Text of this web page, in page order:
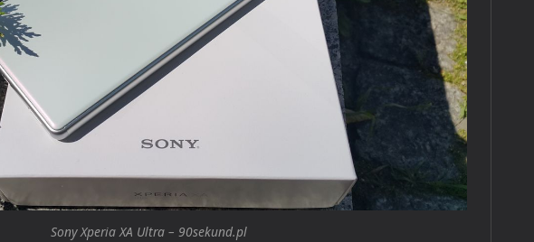
Sony Xperia XA Ultra – 90sekund.pl